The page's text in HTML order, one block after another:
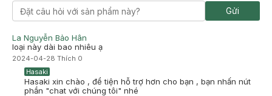
Gửi
La Nguyễn Bảo Hân
loại này dài bao nhiêu ạ
2024-04-28 Thích 0
Hasaki
Hasaki xin chào , để tiện hỗ trợ hơn cho bạn , bạn nhấn nút
phần "chat với chúng tôi" nhé